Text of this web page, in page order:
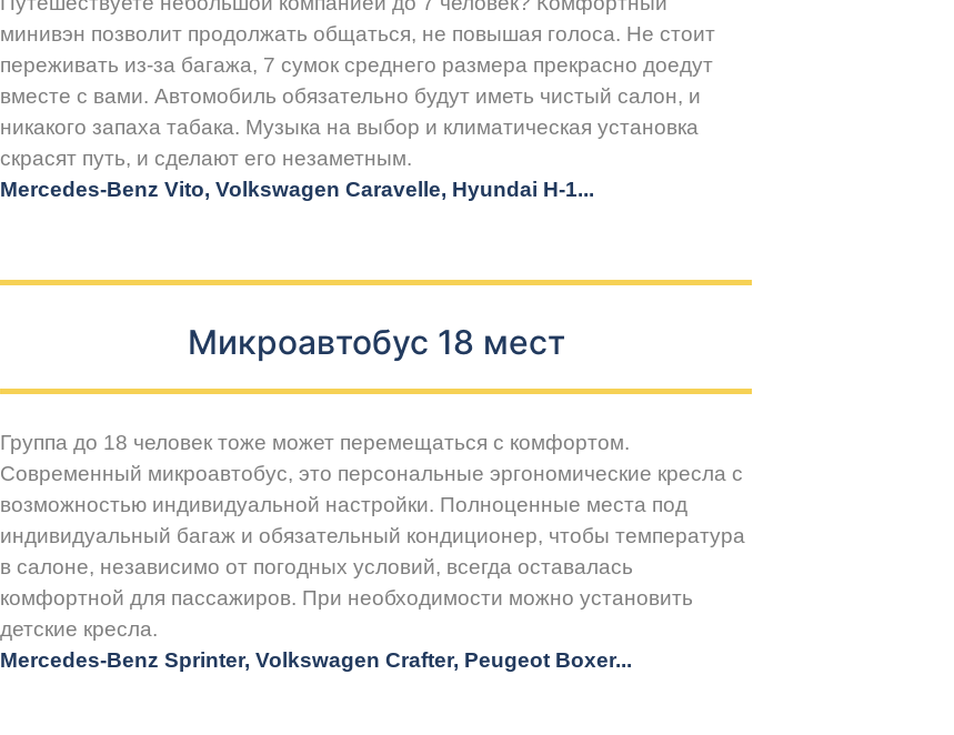
минивэн позволит продолжать общаться, не повышая голоса. Не стоит
переживать из-за багажа, 7 сумок среднего размера прекрасно доедут
вместе с вами. Автомобиль обязательно будут иметь чистый салон, и
никакого запаха табака. Музыка на выбор и климатическая установка
скрасят путь, и сделают его незаметным.
Mercedes-Benz Vito, Volkswagen Caravelle, Hyundai H-1...
Микроавтобус 18 мест
Группа до 18 человек тоже может перемещаться с комфортом.
Современный микроавтобус, это персональные эргономические кресла с
возможностью индивидуальной настройки. Полноценные места под
индивидуальный багаж и обязательный кондиционер, чтобы температура
в салоне, независимо от погодных условий, всегда оставалась
комфортной для пассажиров. При необходимости можно установить
детские кресла.
Mercedes-Benz Sprinter, Volkswagen Crafter, Peugeot Boxer...